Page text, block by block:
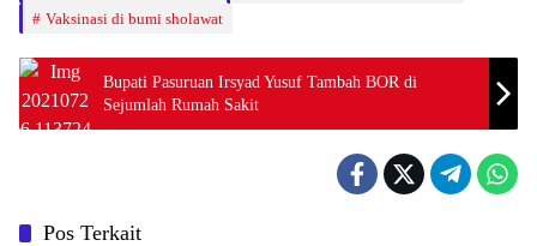
Vaksinasi di bumi sholawat
Bupati Pasuruan Irsyad Yusuf Tambah BOR di
Sejumlah Rumah Sakit
Pos Terkait